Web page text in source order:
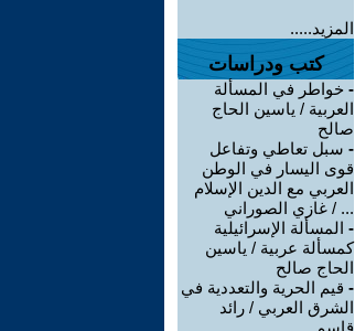
المزيد.....
كتب ودراسات
- خواطر في المسألة
العربية / ياسين الحاج
صالح
- سبل تعاطي وتفاعل
قوى اليسار في الوطن
العربي مع الدين الإسلام
... / غازي الصوراني
- المسألة الإسرائيلية
كمسألة عربية / ياسين
الحاج صالح
- قيم الحرية والتعددية في
الشرق العربي / رائد
قاسم